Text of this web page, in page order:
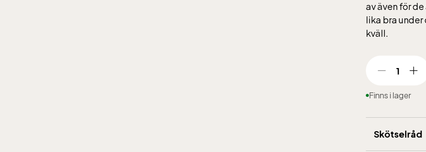
av även för
lika bra under
kväll.
1
Finns i lager
Skötselråd